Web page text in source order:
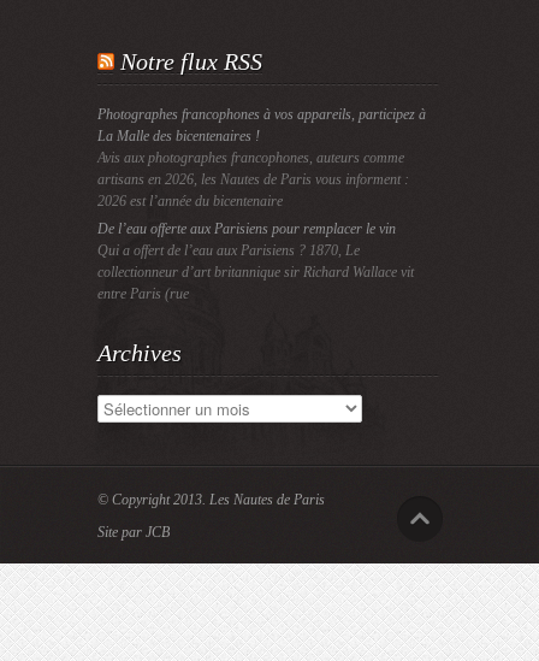
Notre flux RSS
Photographes francophones à vos appareils, participez à
La Malle des bicentenaires !
Avis aux photographes francophones, auteurs comme
artisans en 2026, les Nautes de Paris vous informent :
2026 est l’année du bicentenaire
De l’eau offerte aux Parisiens pour remplacer le vin
Qui a offert de l’eau aux Parisiens ? 1870, Le
collectionneur d’art britannique sir Richard Wallace vit
entre Paris (rue
Archives
Archives
© Copyright 2013. Les Nautes de Paris
Site par JCB